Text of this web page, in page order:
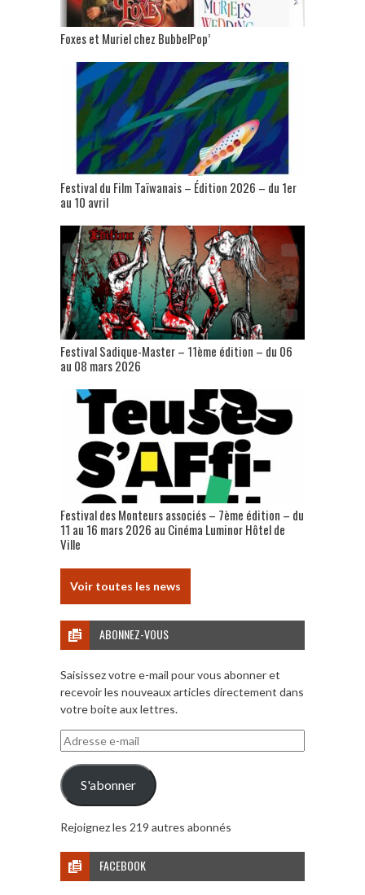
Foxes et Muriel chez BubbelPop’
Festival du Film Taïwanais – Édition 2026 – du 1er
au 10 avril
Festival Sadique-Master – 11ème édition – du 06
au 08 mars 2026
Festival des Monteurs associés – 7ème édition – du
11 au 16 mars 2026 au Cinéma Luminor Hôtel de
Ville
Voir toutes les news
ABONNEZ-VOUS
Saisissez votre e-mail pour vous abonner et
recevoir les nouveaux articles directement dans
votre boite aux lettres.
Adresse
e-
mail
S'abonner
Rejoignez les 219 autres abonnés
FACEBOOK